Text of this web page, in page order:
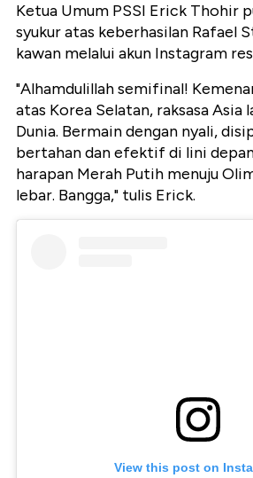
Ketua Umum PSSI Erick Thohir
syukur atas keberhasilan Rafael
kawan melalui akun Instagram
"Alhamdulillah semifinal!
atas Korea Selatan, raksasa Asia
Dunia. Bermain dengan nyali,
bertahan dan efektif di lini
harapan Merah Putih menuju
lebar. Bangga," tulis Erick.
View this post on